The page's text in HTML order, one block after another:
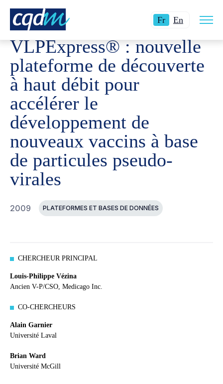
FrLangue
:
Français.
En Switch
to
English.
la
site
CQDM RÉALISATIONS PROJETS FINANCÉS
VLPExpress® : nouvelle
plateforme de découverte
à haut débit pour
accélérer le
développement de
nouveaux vaccins à base
de particules pseudo-
virales
2009 PLATEFORMES ET BASES DE DONNÉES
CHERCHEUR PRINCIPAL
Louis-Philippe Vézina
Ancien V-P/CSO, Medicago Inc.
CO-CHERCHEURS
Alain Garnier
Université Laval
Brian Ward
Université McGill